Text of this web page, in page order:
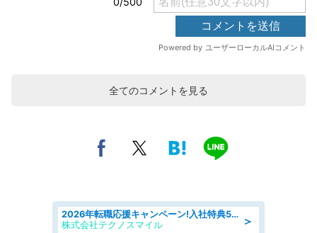
全てのコメントを見る
＞
2026年転職応援キャンペーン!入社特典58万円/デンソーで働こう!自動車工場で小型部品の検査業務 denso aichi
株式会社テクノスマイル